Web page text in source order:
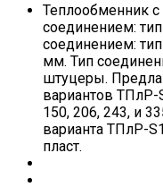
Теплообменник
соединением:
соединением:
мм. Тип
штуцеры.
вариантов ТПлР-
150, 206, 243, и
варианта ТПлР-
пласт.